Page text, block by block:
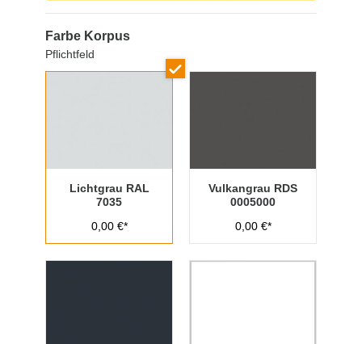
Farbe Korpus
Pflichtfeld
Lichtgrau RAL
7035
0,00 €*
Vulkangrau RDS
0005000
0,00 €*